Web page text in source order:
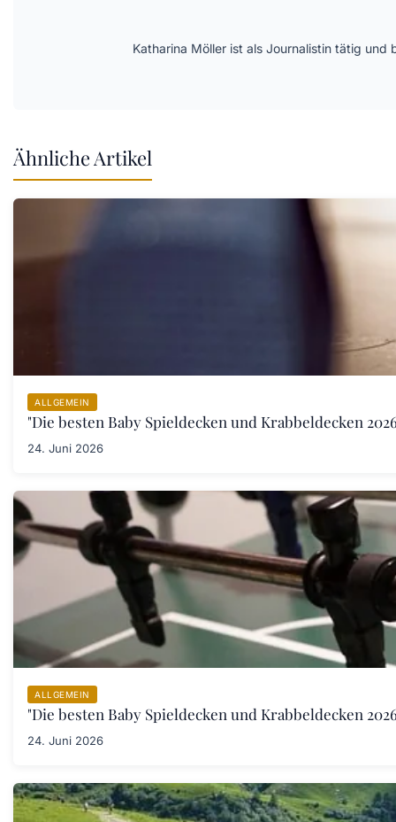
Katharina Möller ist als Journalistin tätig
Ähnliche Artikel
ALLGEMEIN
"Die besten Baby Spieldecken und Krabbeldecken
24. Juni 2026
ALLGEMEIN
"Die besten Baby Spieldecken und Krabbeldecken
24. Juni 2026